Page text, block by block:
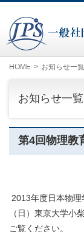
会員各種変更
ログイン（マイペー
HOME お知らせ一覧
お知らせ一覧
第4回物理教
2013年度日本物
（日）東京大学小
ご覧ください。